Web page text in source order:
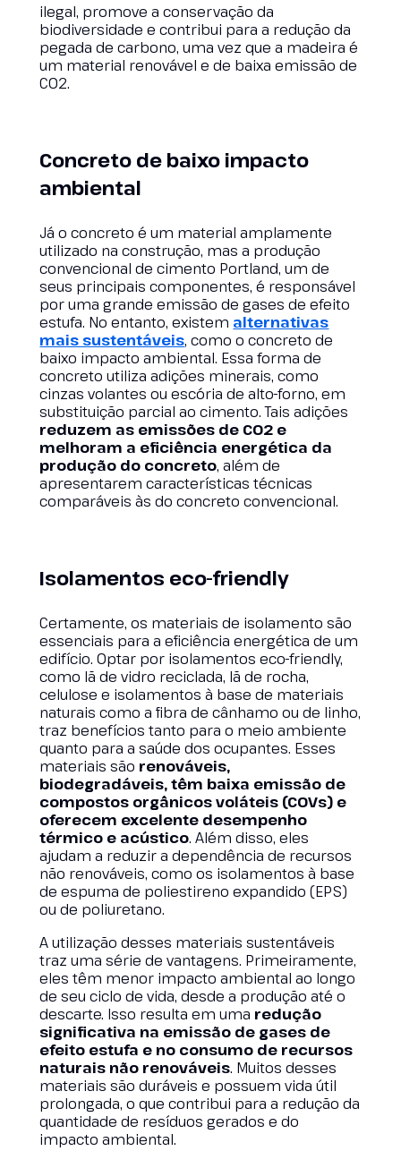
ilegal, promove a conservação da
biodiversidade e contribui para a redução da
pegada de carbono, uma vez que a madeira é
um material renovável e de baixa emissão de
CO2.
Concreto de baixo impacto
ambiental
Já o concreto é um material amplamente
utilizado na construção, mas a produção
convencional de cimento Portland, um de
seus principais componentes, é responsável
por uma grande emissão de gases de efeito
estufa. No entanto, existem alternativas
mais sustentáveis, como o concreto de
baixo impacto ambiental. Essa forma de
concreto utiliza adições minerais, como
cinzas volantes ou escória de alto-forno, em
substituição parcial ao cimento. Tais adições
reduzem as emissões de CO2 e
melhoram a eficiência energética da
produção do concreto, além de
apresentarem características técnicas
comparáveis às do concreto convencional.
Isolamentos eco-friendly
Certamente, os materiais de isolamento são
essenciais para a eficiência energética de um
edifício. Optar por isolamentos eco-friendly,
como lã de vidro reciclada, lã de rocha,
celulose e isolamentos à base de materiais
naturais como a fibra de cânhamo ou de linho,
traz benefícios tanto para o meio ambiente
quanto para a saúde dos ocupantes. Esses
materiais são renováveis,
biodegradáveis, têm baixa emissão de
compostos orgânicos voláteis (COVs) e
oferecem excelente desempenho
térmico e acústico. Além disso, eles
ajudam a reduzir a dependência de recursos
não renováveis, como os isolamentos à base
de espuma de poliestireno expandido (EPS)
ou de poliuretano.
A utilização desses materiais sustentáveis
traz uma série de vantagens. Primeiramente,
eles têm menor impacto ambiental ao longo
de seu ciclo de vida, desde a produção até o
descarte. Isso resulta em uma redução
significativa na emissão de gases de
efeito estufa e no consumo de recursos
naturais não renováveis. Muitos desses
materiais são duráveis e possuem vida útil
prolongada, o que contribui para a redução da
quantidade de resíduos gerados e do
impacto ambiental.